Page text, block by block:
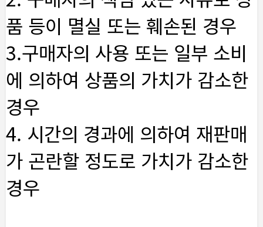
품 등이 멸실 또는 훼손된 경우
3.구매자의 사용 또는 일부 소비
에 의하여 상품의 가치가 감소한
경우
4. 시간의 경과에 의하여 재판매
가 곤란할 정도로 가치가 감소한
경우